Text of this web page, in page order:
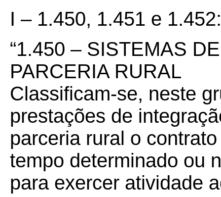
I – 1.450, 1.451 e 1.452:
“1.450 – SISTEMAS
PARCERIA RURAL
Classificam-se, neste
prestações de
parceria rural o
tempo determinado ou
para exercer atividade